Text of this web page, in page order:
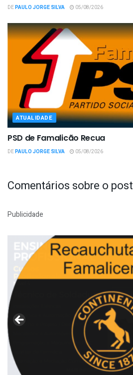
DEPAULO JORGE SILVA 05/08/2026
ATUALIDADE
PSD de Famalicão Recua
DEPAULO JORGE SILVA 05/08/2026
Comentários sobre o post
Publicidade